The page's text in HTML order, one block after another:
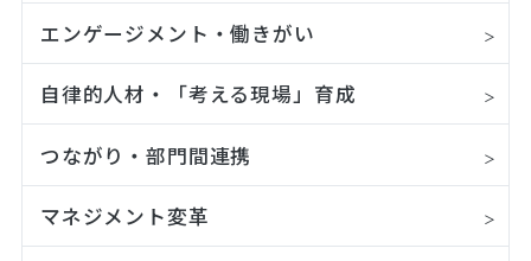
エンゲージメント・働きがい
自律的人材・「考える現場」育成
つながり・部門間連携
マネジメント変革